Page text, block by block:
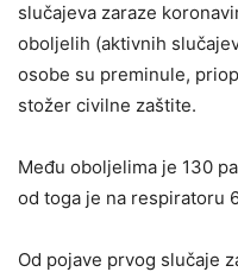
slučajeva zaraze
oboljelih (aktivnih
osobe su preminule,
stožer civilne zaštite.
Među oboljelima je 130
od toga je na respiratoru
Od pojave prvog slučaje